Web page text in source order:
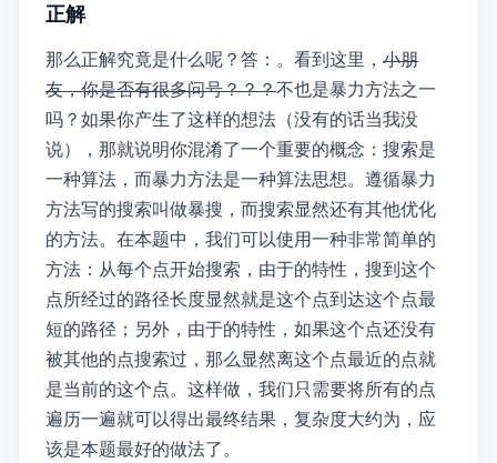
正解
那么正解究竟是什么呢？答：BFS。看到这里， 小朋
友，你是否有很多问号？？？BFS不也是暴力方法之一
吗？如果你产生了这样的想法~~（没有的话当我没
说）~~ ，那就说明你混淆了一个重要的概念：搜索是
一种算法，而暴力方法是一种算法思想。遵循暴力
方法写的搜索叫做暴搜，而搜索显然还有其他优化
的方法。在本题中，我们可以使用一种非常简单的
方法：从每个“1”点开始搜索，由于BFS的特性，搜到这个
点所经过的路径长度显然就是这个“1”点到达这个点最
短的路径；另外，由于BFS的特性，如果这个点还没有
被其他的“1”点搜索过，那么显然离这个点最近的“1”点就
是当前的这个“1”点。这样做，我们只需要将所有的点
遍历一遍就可以得出最终结果，复杂度大约为 \( O\left(nm\right) \)，应
该是本题最好的做法了。